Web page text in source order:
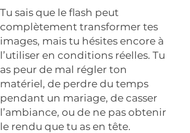
Tu sais que le flash peut
complètement transformer tes
images, mais tu hésites encore à
l’utiliser en conditions réelles. Tu
as peur de mal régler ton
matériel, de perdre du temps
pendant un mariage, de casser
l’ambiance, ou de ne pas obtenir
le rendu que tu as en tête.